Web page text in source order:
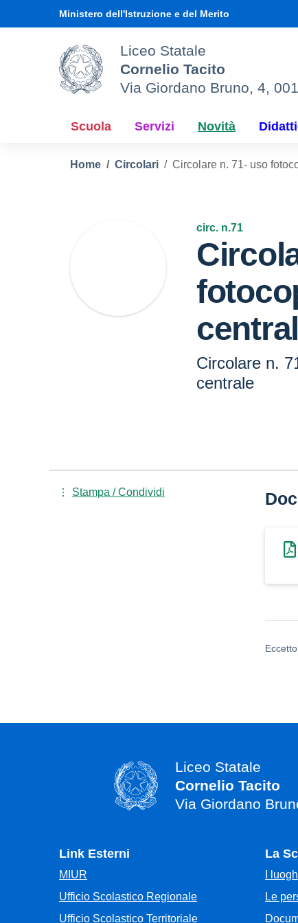
Ministero dell'Istruzione e del Merito
Liceo Statale
Cornelio Tacito
Via Giordano Bruno, 4,
Scuola Servizi Novità
Home Circolari Circolare n. 71- uso
circ. n.71
Circolare n.
centrale
Stampa / Condividi
Liceo Statale
Cornelio Tacito
Via Giordano
Link Esterni
MIUR
Ufficio Scolastico Regionale
Ufficio Scolastico Territoriale
La
I
Le